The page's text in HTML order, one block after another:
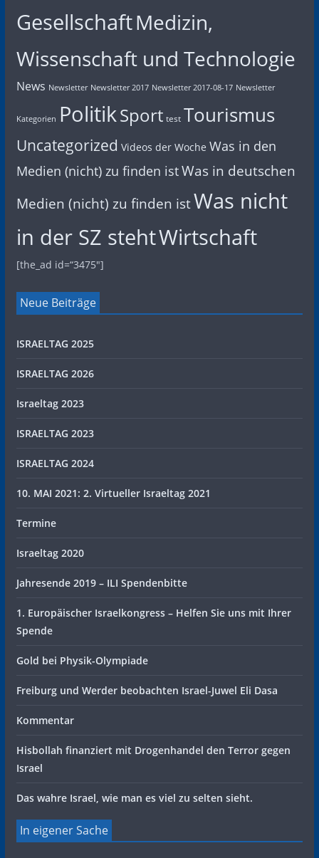
GesellschaftMedizin,
Wissenschaft und Technologie
News Newsletter Newsletter 2017 Newsletter 2017-08-17 Newsletter
Kategorien PolitikSport test Tourismus
Uncategorized Videos der Woche Was in den
Medien (nicht) zu finden istWas in deutschen
Medien (nicht) zu finden istWas nicht
in der SZ stehtWirtschaft
[the_ad id=“3475″]
Neue Beiträge
ISRAELTAG 2025
ISRAELTAG 2026
Israeltag 2023
ISRAELTAG 2023
ISRAELTAG 2024
10. MAI 2021: 2. Virtueller Israeltag 2021
Termine
Israeltag 2020
Jahresende 2019 – ILI Spendenbitte
1. Europäischer Israelkongress – Helfen Sie uns mit Ihrer
Spende
Gold bei Physik-Olympiade
Freiburg und Werder beobachten Israel-Juwel Eli Dasa
Kommentar
Hisbollah finanziert mit Drogenhandel den Terror gegen
Israel
Das wahre Israel, wie man es viel zu selten sieht.
In eigener Sache